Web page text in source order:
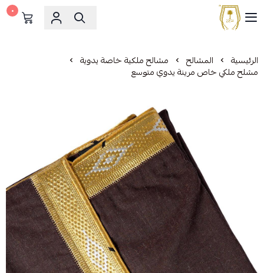
مشالح المهدي الملكية
٠
الرئيسية المشالح مشالح ملكية خاصة يدوية
مشلح ملكي خاص مرينة يدوي متوسع